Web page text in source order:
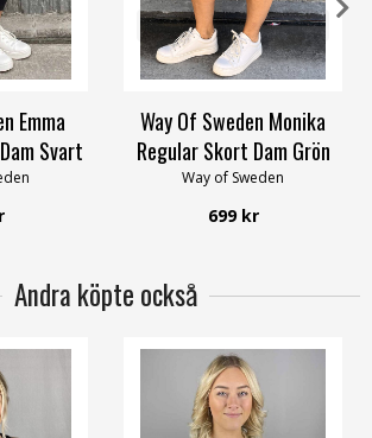
40/42
Emma
Svart
36 38 40 42 44 58/60
Way Of Sweden Monika
Regular Skort Dam Grön
Way of Sweden
699 kr
Andra köpte också